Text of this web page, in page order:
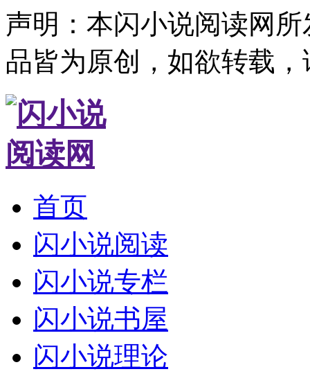
声明：本闪小说阅读网
品皆为原创，如欲转载
首页
闪小说阅读
闪小说专栏
闪小说书屋
闪小说理论